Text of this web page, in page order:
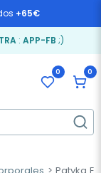
+65€
: APP-FB ;)
0 0